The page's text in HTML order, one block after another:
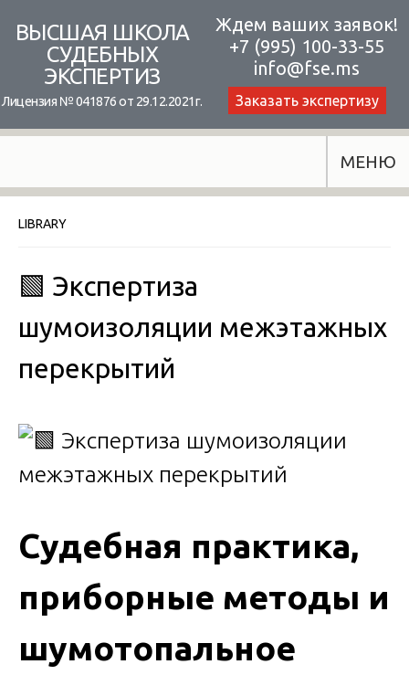
content
ВЫСШАЯ ШКОЛА
СУДЕБНЫХ
ЭКСПЕРТИЗ
Лицензия № 041876 от 29.12.2021г.
Ждем ваших заявок!
+7 (995) 100-33-55
info@fse.ms
Заказать экспертизу
МЕНЮ
LIBRARY
🟩 Экспертиза
шумоизоляции межэтажных
перекрытий
Судебная практика,
приборные методы и
шумотопальное